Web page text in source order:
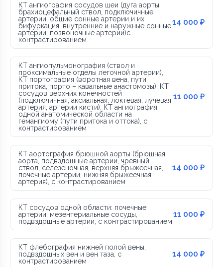
КТ ангиография сосудов шеи (дуга аорты,
брахиоцефальный ствол, подключичные
артерии, общие сонные артерии и их
бифуркация, внутренние и наружные сонные
артерии, позвоночные артерии)с
контрастированием
14 000 ₽
КТ ангиопульмонография (ствол и
проксимальные отделы легочной артерии),
КТ портография (воротная вена, пути
притока, порто – кавальные анастомозы), КТ
сосудов верхних конечностей
(подключичная, аксиальная, локтевая, лучевая
артерия, артерии кисти), КТ ангиография
одной анатомической области на
гемангиому (пути притока и оттока), с
контрастированием
11 000 ₽
КТ аортография брюшной аорты (брюшная
аорта, подвздошные артерии, чревный
ствол, селезеночная, верхняя брыжеечная,
почечные артерии, нижняя брыжеечная
артерия), с контрастированием
14 000 ₽
КТ сосудов одной области: почечные
артерии, мезентериальные сосуды,
подвздошные артерии, с контрастированием
11 000 ₽
КТ флебография нижней полой вены,
подвздошных вен и вен таза, с
контрастированием
14 000 ₽